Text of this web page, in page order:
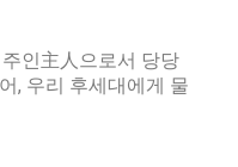
인主人으로서 당당
, 우리 후세대에게 물